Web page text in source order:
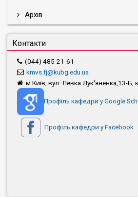
Архів
Контакти
(044) 485-21-61
kmvs.fj@kubg.edu.ua
м.Київ, вул. Левка Лук'яненка,13-Б,
Профіль кафедри у Google
Профіль кафедри у Facebook